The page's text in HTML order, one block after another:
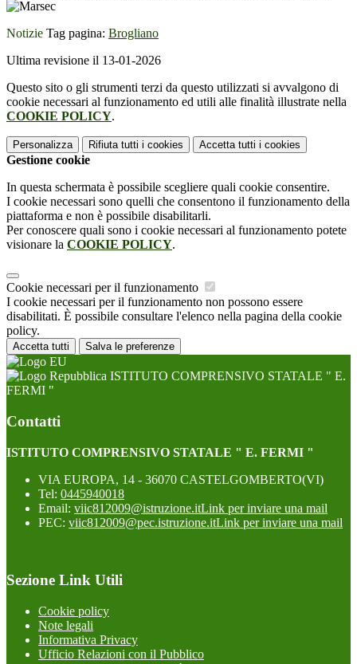
Notizie Tag pagina: Brogliano
Ultima revisione il 13-01-2026
Questo sito o gli strumenti terzi da questo utilizzati si avvalgono di
cookie necessari al funzionamento ed utili alle finalità illustrate nella
COOKIE POLICY.
Personalizza Rifiuta tutti i cookies Accetta tutti i cookies
Gestione cookie
In questa schermata è possibile scegliere quali cookie consentire.
I cookie necessari sono quelli che consentono il funzionamento della
piattaforma e non è possibile disabilitarli.
Per conoscere quali sono i cookie necessari al funzionamento potete
visionare la COOKIE POLICY.
Cookie necessari per il funzionamento
I cookie necessari per il funzionamento non possono essere
disabilitati. È possibile consultare l'elenco nella pagina della cookie
policy.
Accetta tutti Salva le preferenze
ISTITUTO COMPRENSIVO STATALE " E.
FERMI "
Contatti
ISTITUTO COMPRENSIVO STATALE " E. FERMI "
VIA EUROPA, 14 - 36070 CASTELGOMBERTO(VI)
Tel: 0445940018
Email: viic812009@istruzione.itLink per inviare una mail
PEC: viic812009@pec.istruzione.itLink per inviare una mail
Sezione Link Utili
Cookie policy
Note legali
Informativa Privacy
Ufficio Relazioni con il Pubblico